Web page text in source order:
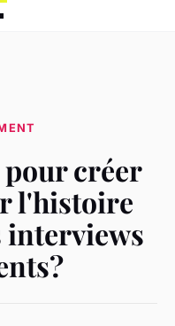
créer
l'histoire
interviews